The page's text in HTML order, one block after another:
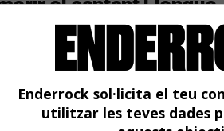
catalana | Tal dia com avui, el 8 de
Madam
1Enderrock sol·licita el teu
utilitzar les teves dades